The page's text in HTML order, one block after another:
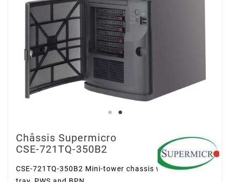
Châssis Supermicro
CSE-721TQ-350B2
CSE-721TQ-350B2 Mini-tower chassis w/ 4x 3.5 HDD